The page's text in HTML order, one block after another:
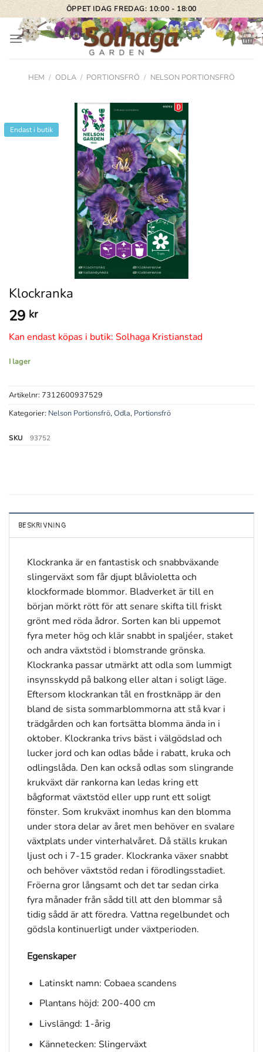
Skip
to
content
ÖPPET IDAG FREDAG: 10:00 - 18:00
HEM / ODLA / PORTIONSFRÖ / NELSON PORTIONSFRÖ
Endast i butik
Klockranka
29 kr
Kan endast köpas i butik: Solhaga Kristianstad
I lager
Artikelnr: 7312600937529
Kategorier: Nelson Portionsfrö,Odla, Portionsfrö
SKU 93752
BESKRIVNING
Klockranka är en fantastisk och snabbväxande
slingerväxt som får djupt blåvioletta och
klockformade blommor. Bladverket är till en
början mörkt rött för att senare skifta till friskt
grönt med röda ådror. Sorten kan bli uppemot
fyra meter hög och klär snabbt in spaljéer, staket
och andra växtstöd i blomstrande grönska.
Klockranka passar utmärkt att odla som lummigt
insynsskydd på balkong eller altan i soligt läge.
Eftersom klockrankan tål en frostknäpp är den
bland de sista sommarblommorna att stå kvar i
trädgården och kan fortsätta blomma ända in i
oktober. Klockranka trivs bäst i välgödslad och
lucker jord och kan odlas både i rabatt, kruka och
odlingslåda. Den kan också odlas som slingrande
krukväxt där rankorna kan ledas kring ett
bågformat växtstöd eller upp runt ett soligt
fönster. Som krukväxt inomhus kan den blomma
under stora delar av året men behöver en svalare
växtplats under vinterhalvåret. Då ställs krukan
ljust och i 7-15 grader. Klockranka växer snabbt
och behöver växtstöd redan i förodlingsstadiet.
Fröerna gror långsamt och det tar sedan cirka
fyra månader från sådd till att den blommar så
tidig sådd är att föredra. Vattna regelbundet och
gödsla kontinuerligt under växtperioden.
Egenskaper
Latinskt namn: Cobaea scandens
Plantans höjd: 200-400 cm
Livslängd: 1-årig
Kännetecken: Slingerväxt